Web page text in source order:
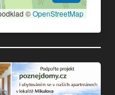
©OpenStreetMap